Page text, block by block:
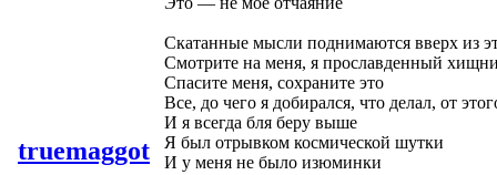
truemaggot
Скатанные мысли поднимаются вверх из
Смотрите на меня, я прославденный
Спасите меня, сохраните это
Все, до чего я добирался, что делал, от
И я всегда бля беру выше
Я был отрывком космической шутки
И у меня не было изюминки